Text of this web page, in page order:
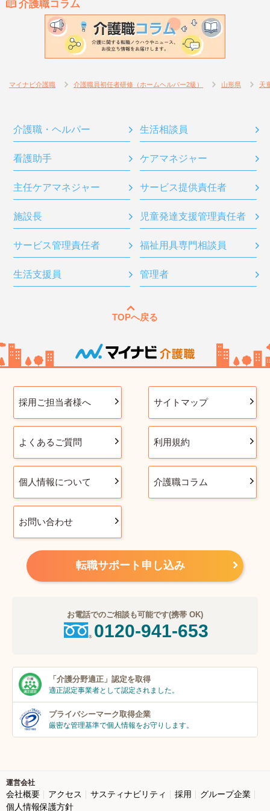
介護職コラム
マイナビ介護職 介護職員初任者研修（ホームヘルパー2級） 山形県 天
介護職・ヘルパー 生活相談員
看護助手 ケアマネジャー
主任ケアマネジャー サービス提供責任者
施設長 児童発達支援管理責任者
サービス管理責任者 福祉用具専門相談員
生活支援員 管理者
TOPへ戻る
採用ご担当者様へ サイトマップ
よくあるご質問 利用規約
個人情報について 介護職コラム
お問い合わせ
転職サポート申し込み
お電話でのご相談も可能です(携帯 OK)
0120-941-653
「介護分野適正」 認定を取得
適正認定事業者として認定されました。
プライバシーマーク取得企業
厳密な管理基準で個人情報をお守りします。
運営会社
会社概要 アクセス サスティナビリティ 採用
グループ企業
個人情報保護方針